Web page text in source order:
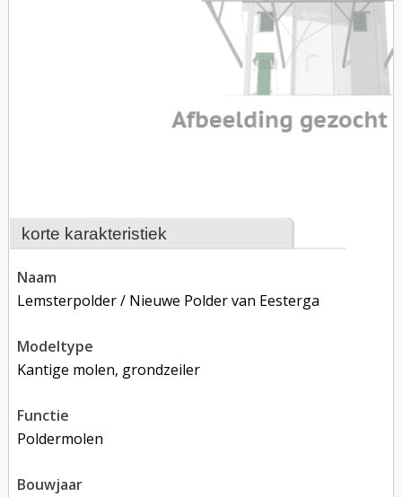
korte karakteristiek
naam
Lemsterpolder / Nieuwe Polder van Eesterga
modeltype
Kantige molen, grondzeiler
functie
poldermolen
bouwjaar